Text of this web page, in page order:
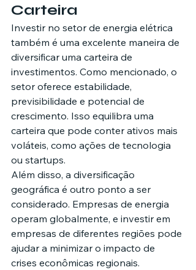
Carteira
Investir no setor de energia elétrica
também é uma excelente maneira de
diversificar uma carteira de
investimentos. Como mencionado, o
setor oferece estabilidade,
previsibilidade e potencial de
crescimento. Isso equilibra uma
carteira que pode conter ativos mais
voláteis, como ações de tecnologia
ou startups.
Além disso, a diversificação
geográfica é outro ponto a ser
considerado. Empresas de energia
operam globalmente, e investir em
empresas de diferentes regiões pode
ajudar a minimizar o impacto de
crises econômicas regionais.